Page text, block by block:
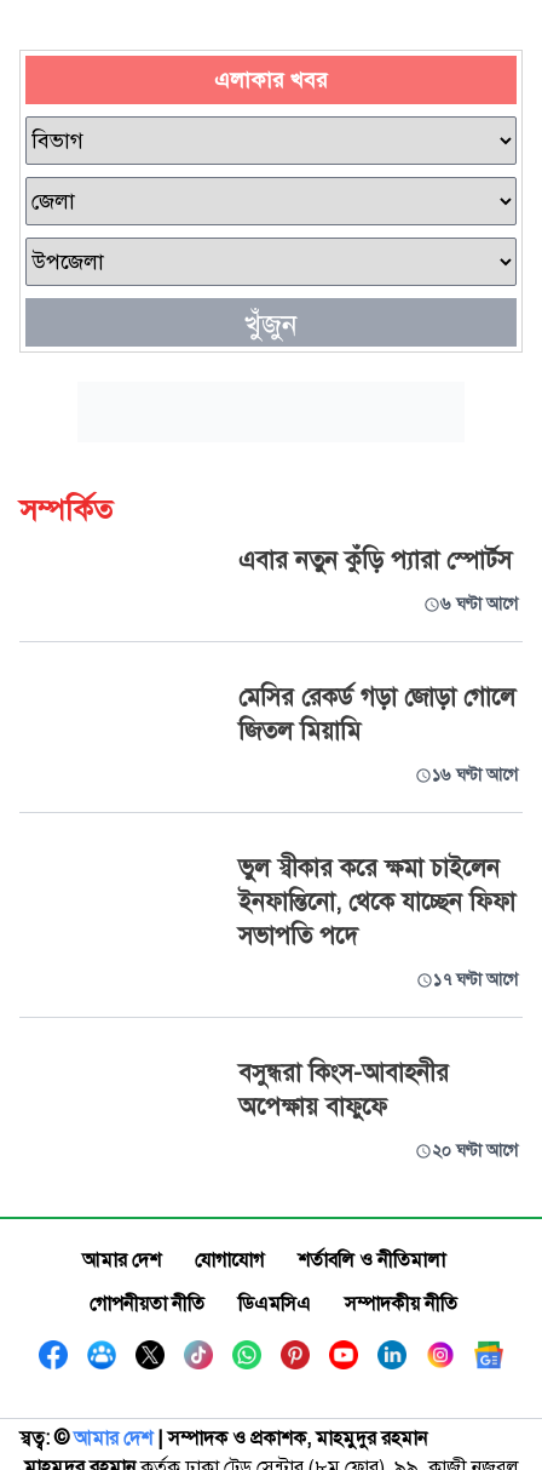
এলাকার খবর
খুঁজুন
সম্পর্কিত
এবার নতুন কুঁড়ি প্যারা স্পোর্টস
৬ ঘণ্টা আগে
মেসির রেকর্ড গড়া জোড়া গোলে
জিতল মিয়ামি
১৬ ঘণ্টা আগে
ভুল স্বীকার করে ক্ষমা চাইলেন
ইনফান্তিনো, থেকে যাচ্ছেন ফিফা
সভাপতি পদে
১৭ ঘণ্টা আগে
বসুন্ধরা কিংস-আবাহনীর
অপেক্ষায় বাফুফে
২০ ঘণ্টা আগে
আমার দেশ যোগাযোগ
শর্তাবলি ও নীতিমালা
গোপনীয়তা নীতি
ডিএমসিএ সম্পাদকীয় নীতি
স্বত্ব: ©️আমার দেশ| সম্পাদক ও প্রকাশক, মাহমুদুর রহমান